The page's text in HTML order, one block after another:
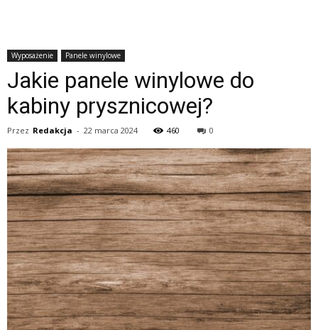
Wyposażenie Panele winylowe
Jakie panele winylowe do
kabiny prysznicowej?
Przez Redakcja - 22 marca 2024 460 0